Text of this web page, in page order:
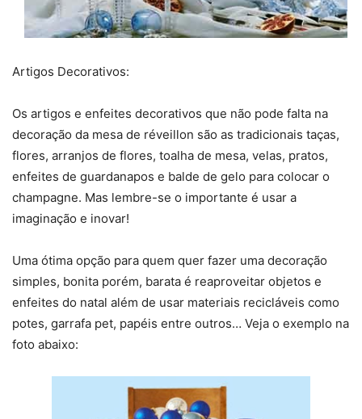
Artigos Decorativos:
Os artigos e enfeites decorativos que não pode falta na
decoração da mesa de réveillon são as tradicionais taças,
flores, arranjos de flores, toalha de mesa, velas, pratos,
enfeites de guardanapos e balde de gelo para colocar o
champagne. Mas lembre-se o importante é usar a
imaginação e inovar!
Uma ótima opção para quem quer fazer uma decoração
simples, bonita porém, barata é reaproveitar objetos e
enfeites do natal além de usar materiais recicláveis como
potes, garrafa pet, papéis entre outros… Veja o exemplo na
foto abaixo: